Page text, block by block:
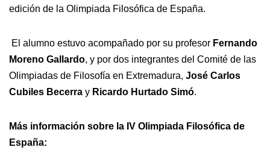
edición de la Olimpiada Filosófica de España.
El alumno estuvo acompañado por su profesor Fernando
Moreno Gallardo, y por dos integrantes del Comité de las
Olimpiadas de Filosofía en Extremadura, José Carlos
Cubiles Becerra y Ricardo Hurtado Simó.
Más información sobre la IV Olimpiada Filosófica de
España: